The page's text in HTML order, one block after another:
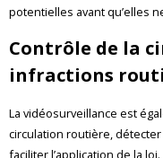
potentielles avant qu’elles
Contrôle de la
infractions
La vidéosurveillance est
circulation routière,
faciliter l’application de la